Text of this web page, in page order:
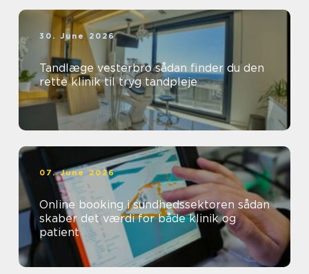
30. June 2026
Tandlæge vesterbro sådan finder du den
rette klinik til tryg tandpleje
07. June 2026
Online booking i sundhedssektoren sådan
skaber det værdi for både klinik og
patient